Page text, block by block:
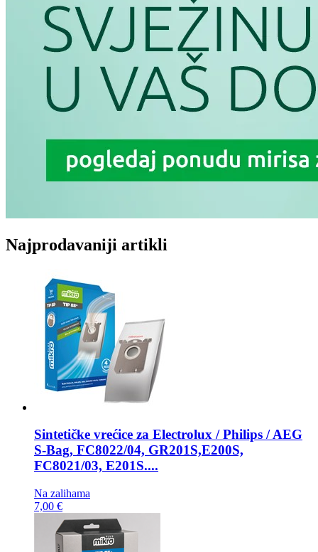
Najprodavaniji artikli
Sintetičke vrećice za Electrolux / Philips / AEG
S-Bag, FC8022/04, GR201S,E200S,
FC8021/03, E201S....
Na zalihama
7,00 €